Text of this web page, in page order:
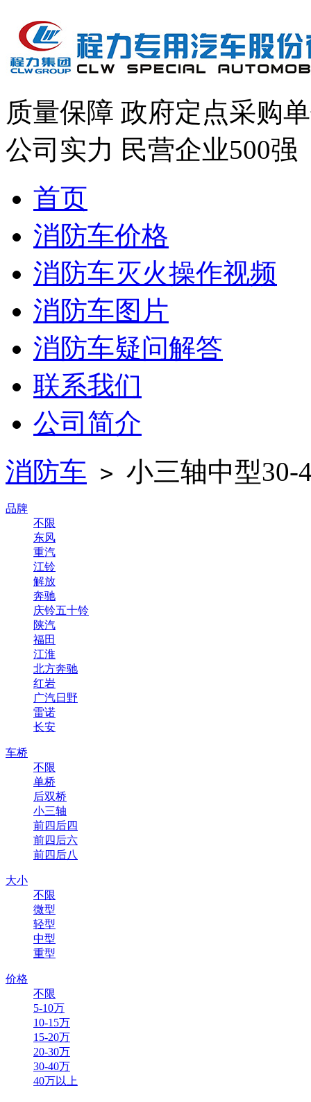
质量保障 政府定点采购
公司实力 民营企业500强
首页
消防车价格
消防车灭火操作视频
消防车图片
消防车疑问解答
联系我们
公司简介
消防车 > 小三轴中型30-
品牌
不限
东风
重汽
江铃
解放
奔驰
庆铃五十铃
陕汽
福田
江淮
北方奔驰
红岩
广汽日野
雷诺
长安
车桥
不限
单桥
后双桥
小三轴
前四后四
前四后六
前四后八
大小
不限
微型
轻型
中型
重型
价格
不限
5-10万
10-15万
15-20万
20-30万
30-40万
40万以上